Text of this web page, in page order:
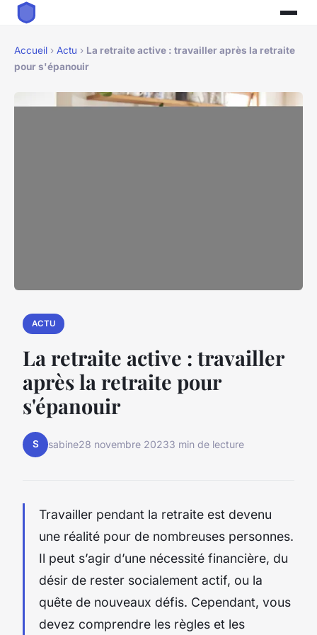
Accueil › Actu › La retraite active : travailler après la retraite
pour s'épanouir
ACTU
La retraite active : travailler
après la retraite pour
s'épanouir
S sabine28 novembre 20233 min de lecture
Travailler pendant la retraite est devenu
une réalité pour de nombreuses personnes.
Il peut s’agir d’une nécessité financière, du
désir de rester socialement actif, ou la
quête de nouveaux défis. Cependant, vous
devez comprendre les règles et les